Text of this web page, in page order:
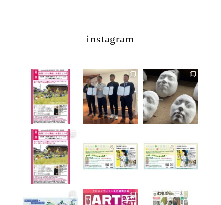
instagram